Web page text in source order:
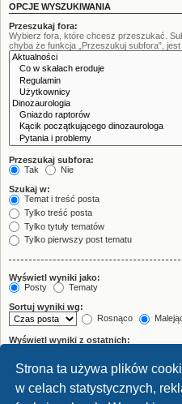
Strona ta używa plików
w celach statystycznych,
OPCJE WYSZUKIWANIA
Przeszukaj fora:
Wybierz fora, które chcesz przeszukać.
chyba że funkcja „Przeszukuj subfora”, jest
Przeszukaj subfora:
Tak
Nie
Szukaj w:
Temat i treść posta
Tylko treść posta
Tylko tytuły tematów
Tylko pierwszy post tematu
Wyświetl wyniki jako:
Posty
Tematy
Sortuj wyniki wg:
Rosnąco
Wyświetl wyniki z ostatnich:
Wyświetl pierwsze:
znaków w poście